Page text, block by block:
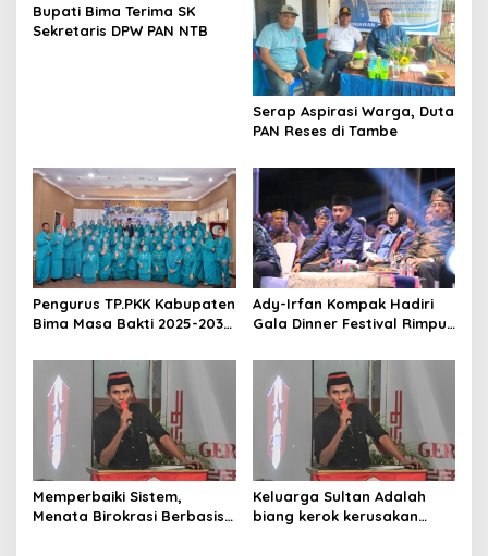
Bupati Bima Terima SK
Sekretaris DPW PAN NTB
Serap Aspirasi Warga, Duta
PAN Reses di Tambe
Pengurus TP.PKK Kabupaten
Bima Masa Bakti 2025-2030
Ady-Irfan Kompak Hadiri
Gala Dinner Festival Rimpu
Memperbaiki Sistem,
Menata Birokrasi Berbasis
Keluarga Sultan Adalah
biang kerok kerusakan